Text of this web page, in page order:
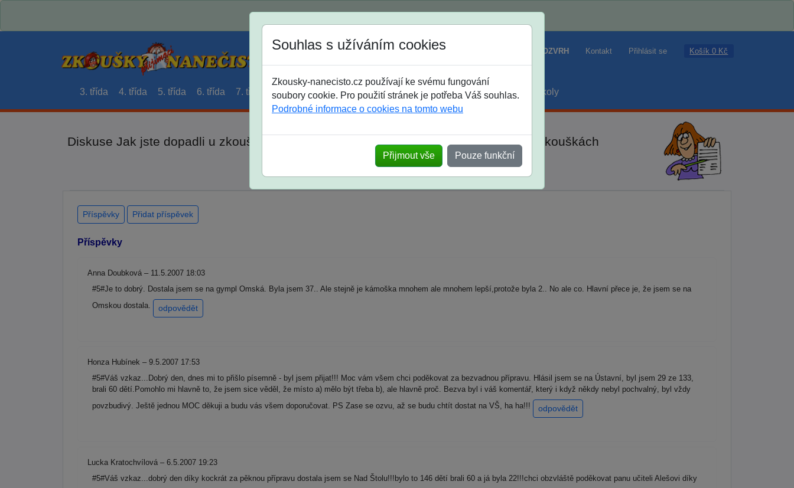
Jak si vybrat ROZVRH Kontakt Přihlásit se Košík 0 Kč
3. třída 4. třída 5. třída 6. třída 7. třída 8. třída 9. třída střední maturanti soutěže prázdniny školy
Diskuse Jak jste dopadli u zkoušek na SŠ? Vaše ohlasy po skutečných přijímacích zkouškách
Souhlas s užíváním cookies
Zkousky-nanecisto.cz používají ke svému fungování
soubory cookie. Pro použití stránek je potřeba Váš souhlas.
Podrobné informace o cookies na tomto webu
Přijmout vše Pouze funkční
Příspěvky Přidat příspěvek
Příspěvky
Anna Doubková – 11.5.2007 18:03
#5#Je to dobrý. Dostala jsem se na gympl Omská. Byla jsem 37.. Ale stejně je kámoška mnohem ale mnohem lepší,protože byla 2.. No ale co. Hlavní přece je, že jsem se na
Omskou dostala.
odpovědět
Honza Hubínek – 9.5.2007 17:53
#5#Váš vzkaz...Dobrý den, dnes mi to přišlo písemně - byl jsem přijat!!! Moc vám všem chci poděkovat za bezvadnou přípravu. Hlásil jsem se na Ústavní, byl jsem 29 ze 133,
brali 60 dětí.Pomohlo mi hlavně to, že jsem sice věděl, že místo a) mělo být třeba b), ale hlavně proč. Bezva byl i váš komentář, který i když někdy nebyl pochvalný, byl vždy
povzbudivý. Ještě jednou MOC děkuji a budu vás všem doporučovat. PS Zase se ozvu, až se budu chtít dostat na VŠ, ha ha!!!
odpovědět
Lucka Kratochvílová – 6.5.2007 19:23
#5#Váš vzkaz...dobrý den díky kockrát za pěknou přípravu dostala jsem se Nad Štolu!!!bylo to 146 dětí brali 60 a já byla 22!!!chci obzvláště poděkovat panu učiteli Alešovi díky